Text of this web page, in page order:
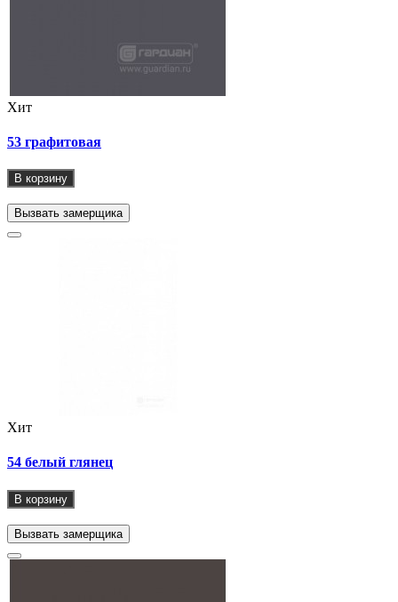
Хит
53 графитовая
В корзину
Вызвать замерщика
Хит
54 белый глянец
В корзину
Вызвать замерщика